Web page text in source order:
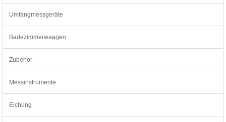
Umfangmessgeräte
Badezimmerwaagen
Zubehör
Messinstrumente
Eichung